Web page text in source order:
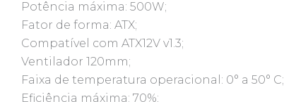
Potência máxima: 500W;
Fator de forma: ATX;
Compatível com ATX12V v1.3;
Ventilador 120mm;
Faixa de temperatura operacional: 0° a 50° C;
Eficiência máxima: 70%;